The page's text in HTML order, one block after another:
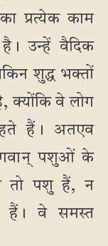
प्रत्येक काम
है। उन्हें वैदिक
शुद्ध भक्तों
क्योंकि वे लोग
हैं। अतएव
पशुओं के
तो पशु हैं, न
हैं। वे समस्त